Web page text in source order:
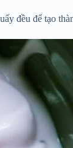
đều để tạo